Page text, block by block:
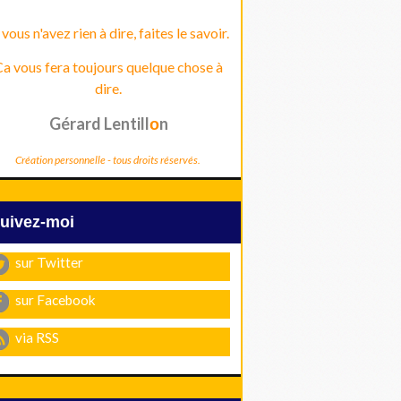
vous n'avez rien à dire, faites le savoir.
vous fera toujours quelque chose à
dire.
Gérard Lentillon
Création personnelle - tous droits réservés.
Suivez-moi
sur Twitter
sur Facebook
via RSS